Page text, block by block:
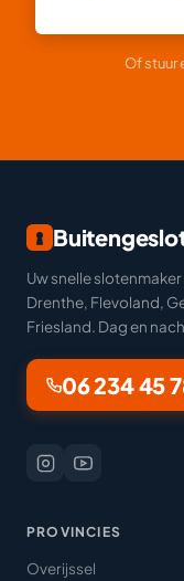
Of stuur
Uw snelle
Drenthe, Flevoland,
Friesland. Dag en
06 234 45
PROVINCIES
Overijssel